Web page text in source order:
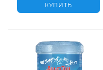
КУПИТЬ